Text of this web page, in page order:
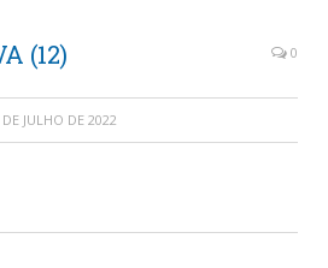
(12) 0
JULHO DE 2022